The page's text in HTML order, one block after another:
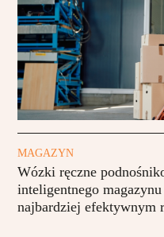
MAGAZYN
Wózki ręczne
inteligentnego
najbardziej efektywnym